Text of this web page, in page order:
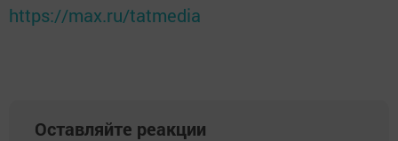
https://max.ru/tatmedia
Оставляйте реакции